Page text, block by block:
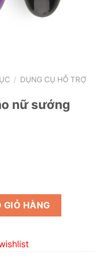
/ DỤNG CỤ HỖ TRỢ
nữ sướng
điên người số lượng
GIỎ HÀNG